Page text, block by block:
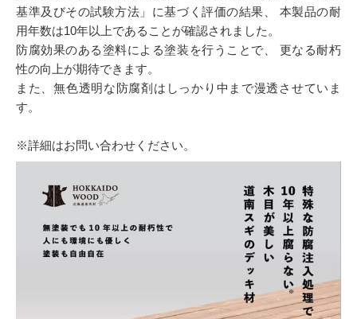
基準及びその試験方法」に基づく評価の結果、 本製品の耐
用年数は10年以上であることが確認されました。
防腐効果のある塗料による塗装を行うことで、 更なる耐朽
性の向上が期待できます。
また、無色透明な防腐剤はしっかり中まで漫透させていま
す。
※詳細はお問い合わせください。